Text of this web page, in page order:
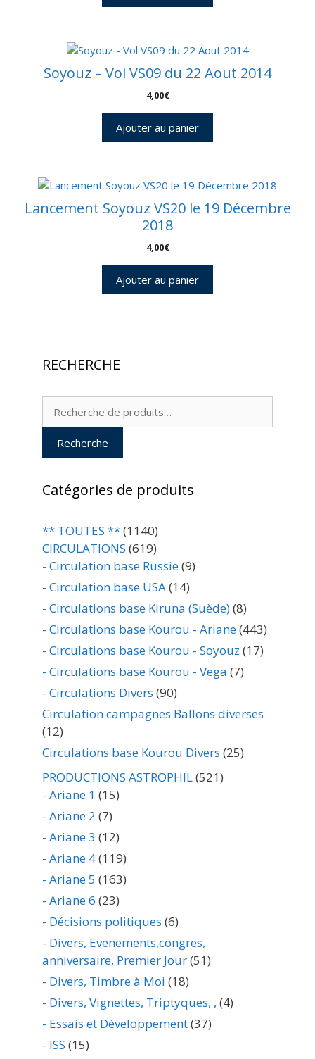
Soyouz – Vol VS09 du 22 Aout 2014
4,00€
Ajouter au panier
Lancement Soyouz VS20 le 19 Décembre
2018
4,00€
Ajouter au panier
RECHERCHE
Recherche
Recherche
Catégories de produits
** TOUTES **(1140)
CIRCULATIONS (619)
- Circulation base Russie(9)
- Circulation base USA(14)
- Circulations base Kiruna (Suède)(8)
- Circulations base Kourou - Ariane(443)
- Circulations base Kourou - Soyouz (17)
- Circulations base Kourou - Vega (7)
- Circulations Divers (90)
Circulation campagnes Ballons diverses
(12)
Circulations base Kourou Divers (25)
PRODUCTIONS ASTROPHIL(521)
- Ariane 1 (15)
- Ariane 2 (7)
- Ariane 3 (12)
- Ariane 4(119)
- Ariane 5 (163)
- Ariane 6 (23)
- Décisions politiques (6)
- Divers, Evenements,congres,
anniversaire, Premier Jour(51)
- Divers, Timbre à Moi (18)
- Divers, Vignettes, Triptyques, , (4)
- Essais et Développement(37)
- ISS (15)